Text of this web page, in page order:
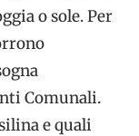
o sole. Per
Comunali.
e quali